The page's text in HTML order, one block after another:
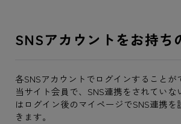
SNSアカウントをお持ち
各SNSアカウントでログインすることが
当サイト会員で、SNS連携をされていな
はログイン後のマイページでSNS連携を
きます。